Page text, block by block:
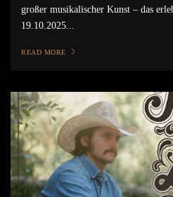
großer musikalischer Kunst – das
19.10.2025...
READ MORE